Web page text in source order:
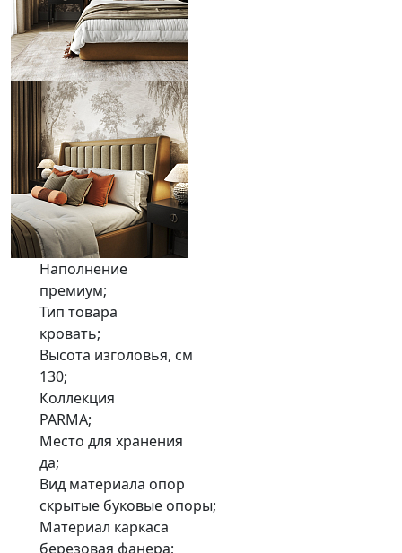
Наполнение
премиум;
Тип товара
кровать;
Высота изголовья, см
130;
Коллекция
PARMA;
Место для хранения
да;
Вид материала опор
cкрытые буковые опоры;
Материал каркаса
березовая фанера;